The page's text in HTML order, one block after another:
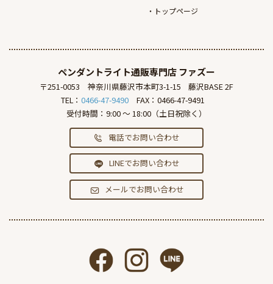
トップページ
ペンダントライト通販専門店 ファズー
〒251-0053 神奈川県藤沢市本町3-1-15
藤沢BASE 2F
TEL： 0466-47-9490
FAX：0466-47-9491
受付時間：9:00 ～ 18:00（土日祝除く）
電話でお問い合わせ
LINEでお問い合わせ
メールでお問い合わせ